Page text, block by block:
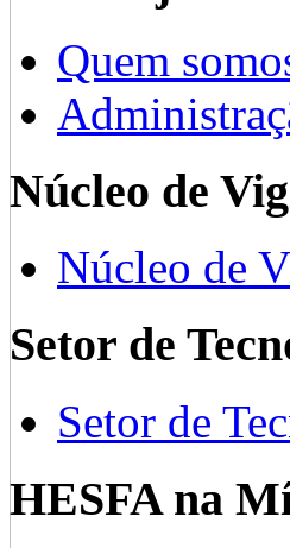
Quem
Núcleo de
Núcleo de
Setor de
Setor de
HESFA na